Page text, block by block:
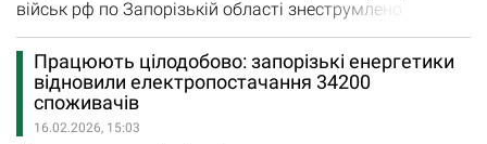
військ рф по Запорізькій області знеструмлено
залишаються без електропостачання тривалий час.
Йдеться про мешканців максимально наближених до
лінії фронту територій, що знаходяться під постійним
ворожим вогнем – Оріхівщина, Гуляйпільщина та
Степногірський…
Працюють цілодобово: запорізькі енергетики
відновили електропостачання 34200
споживачів
16.02.2026, 15:03